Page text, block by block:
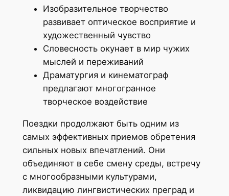
Изобразительное творчество
развивает оптическое восприятие и
художественный чувство
Словесность окунает в мир чужих
мыслей и переживаний
Драматургия и кинематограф
предлагают многогранное
творческое воздействие
Поездки продолжают быть одним из
самых эффективных приемов обретения
сильных новых впечатлений. Они
объединяют в себе смену среды, встречу
с многообразными культурами,
ликвидацию лингвистических преград и